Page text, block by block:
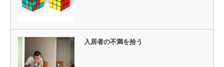
入居者の不満を拾う